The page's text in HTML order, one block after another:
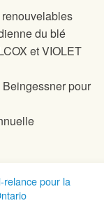
du blé
et VIOLET
pour
relance pour la